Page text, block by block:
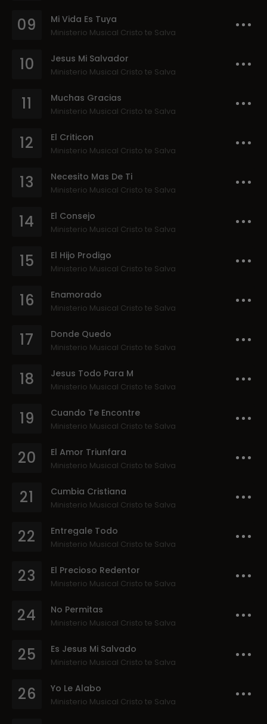
09 Mi Vida Es Tuya
Ministerio Musical Cristo te Salva
10 Jesus Mi Salvador
Ministerio Musical Cristo te Salva
11 Muchas Gracias
Ministerio Musical Cristo te Salva
12 El Criticon
Ministerio Musical Cristo te Salva
13 Necesito Mas De Ti
Ministerio Musical Cristo te Salva
14 El Consejo
Ministerio Musical Cristo te Salva
15 El Hijo Prodigo
Ministerio Musical Cristo te Salva
16 Enamorado
Ministerio Musical Cristo te Salva
17 Donde Quedo
Ministerio Musical Cristo te Salva
18 Jesus Todo Para M
Ministerio Musical Cristo te Salva
19 Cuando Te Encontre
Ministerio Musical Cristo te Salva
20 El Amor Triunfara
Ministerio Musical Cristo te Salva
21 Cumbia Cristiana
Ministerio Musical Cristo te Salva
22 Entregale Todo
Ministerio Musical Cristo te Salva
23 El Precioso Redentor
Ministerio Musical Cristo te Salva
24 No Permitas
Ministerio Musical Cristo te Salva
25 Es Jesus Mi Salvado
Ministerio Musical Cristo te Salva
26 Yo Le Alabo
Ministerio Musical Cristo te Salva